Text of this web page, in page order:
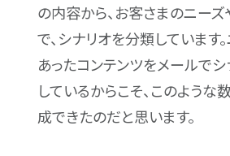
の内容から、お客さまのニー
で、シナリオを分類しています
あったコンテンツをメールで
しているからこそ、このような
成できたのだと思います。